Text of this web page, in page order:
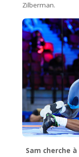
Zilberman.
Sam cherche à